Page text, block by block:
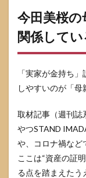
まで
確
か？
所特
定っ
ぽい
を見
たけ
信じ
てい
い？
今田美桜の
関係して
「実家が金持ち
しやすいのが「母
取材記事（週刊誌
やつSTAND
や、コロナ禍など
ここは“資産の証
る点を踏まえたう